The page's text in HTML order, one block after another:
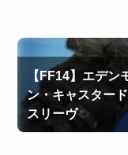
【FF14】エデン
ン・キャスター
スリーヴ